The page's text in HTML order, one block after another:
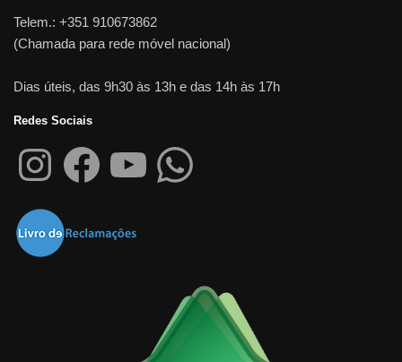
Telem.: +351 910673862
(Chamada para rede móvel nacional)
Dias úteis, das 9h30 às 13h e das 14h às 17h
Redes Sociais